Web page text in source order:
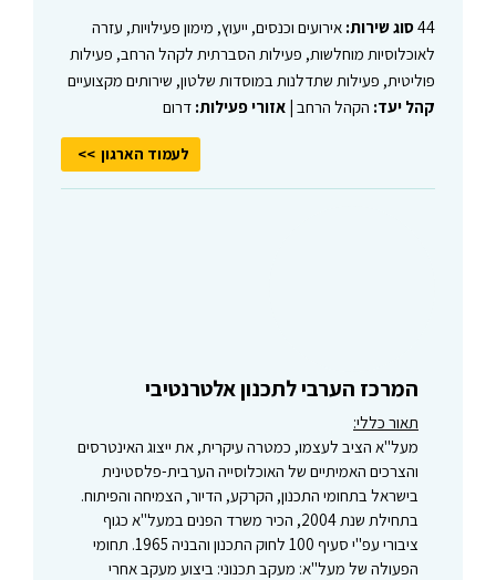
44סוג שירות: אירועים וכנסים, ייעוץ, מימון פעילויות, עזרה
לאוכלוסיות מוחלשות, פעילות הסברתית לקהל הרחב, פעילות
פוליטית, פעילות שתדלנות במוסדות שלטון, שירותים מקצועיים
קהל יעד: הקהל הרחב | אזורי פעילות: דרום
לעמוד הארגון
המרכז הערבי לתכנון אלטרנטיבי
תאור כללי:
מעל"א הציב לעצמו, כמטרה עיקרית, את ייצוג האינטרסים
והצרכים האמיתיים של האוכלוסייה הערבית-פלסטינית
בישראל בתחומי התכנון, הקרקע, הדיור, הצמיחה והפיתוח.
בתחילת שנת 2004, הכיר משרד הפנים במעל"א כגוף
ציבורי עפ"י סעיף 100 לחוק התכנון והבניה 1965. תחומי
הפעולה של מעל"א: מעקב תכנוני: ביצוע מעקב אחרי